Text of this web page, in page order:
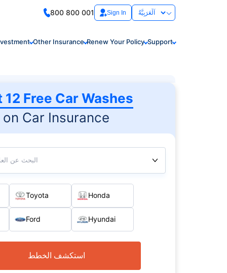
800 800 001 Sign In
Other Insurance Renew Your Policy Support
12 Free Car Washes
on Car Insurance
البحث عن
Toyota Honda
Ford Hyundai
استكشف الخطط